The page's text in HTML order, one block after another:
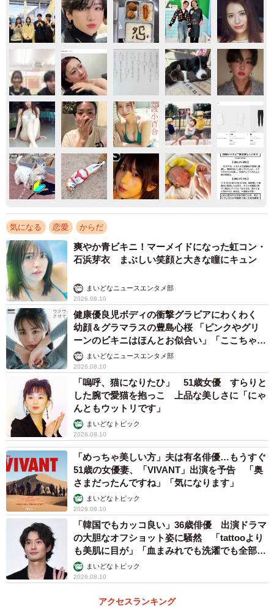
気になる 恋愛 からだ
爽やか青ビキニ！マーメイドになった虹コン・
石浜芽衣 まぶしい笑顔と大きな瞳にキュン
まいどなニュースエンタメ部
2026.08.10
健康優良児ボディの衝撃グラビアにわくわく
幼顔＆グラマラスの豊島心桜 「ピンクやグリ
ーンのビキニはほんとお似合い」「ここちゃん
天使 また可愛くなった」
まいどなニュースエンタメ部
2026.08.10
「嗚呼、猫になりたひ」 51歳女優 すらりと
した腕で愛猫を抱っこ 上品な美しさに「にゃ
んともウットリです」
まいどなトピック
2026.08.10
「めっちゃ美しい方」夫は有名俳優…もうすぐ
51歳の女優妻、「VIVANT」出演を予告 「奥
さまだったんですね」「気になります」
まいどなトピック
2026.08.10
「韓国でもカッコ良い」36歳俳優 出演ドラマ
の大胆なオフショット姿に騒然 「tattooより
も美肌に目が」「血まみれでも洗濯でも全部か
っこいい」
まいどなトピック
2026.08.10
アクセスランキング